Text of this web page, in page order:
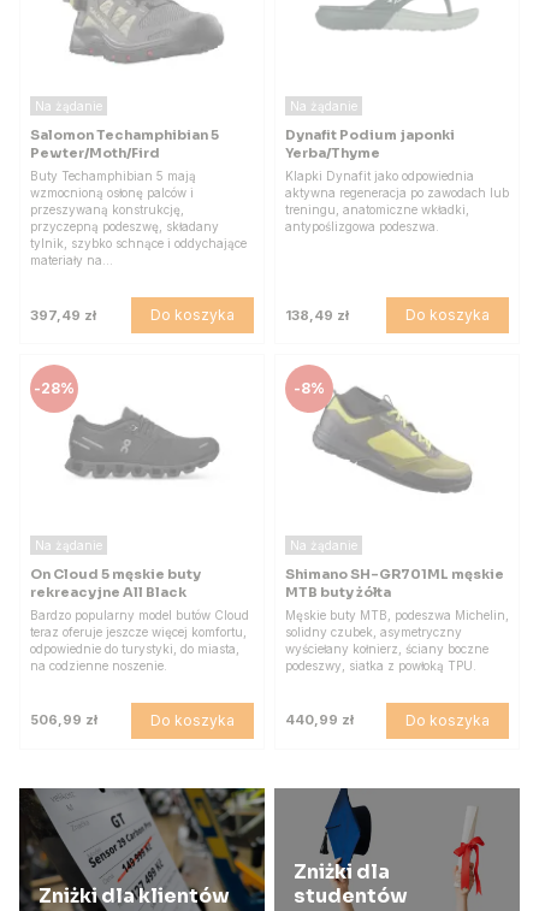
Na żądanie
Salomon Techamphibian 5
Pewter/Moth/Fird
Buty Techamphibian 5 mają
wzmocnioną osłonę palców i
przeszywaną konstrukcję,
przyczepną podeszwę, składany
tylnik, szybko schnące i oddychające
materiały na…
397,49 zł Do koszyka
Na żądanie
Dynafit Podium japonki
Yerba/Thyme
Klapki Dynafit jako odpowiednia
aktywna regeneracja po zawodach lub
treningu, anatomiczne wkładki,
antypoślizgowa podeszwa.
138,49 zł Do koszyka
-28%
Na żądanie
On Cloud 5 męskie buty
rekreacyjne All Black
Bardzo popularny model butów Cloud
teraz oferuje jeszcze więcej komfortu,
odpowiednie do turystyki, do miasta,
na codzienne noszenie.
506,99 zł Do koszyka
-8%
Na żądanie
Shimano SH-GR701ML męskie
MTB buty żółta
Męskie buty MTB, podeszwa Michelin,
solidny czubek, asymetryczny
wyściełany kołnierz, ściany boczne
podeszwy, siatka z powłoką TPU.
440,99 zł Do koszyka
Zniżki dla klientów
Zniżki dla
studentów